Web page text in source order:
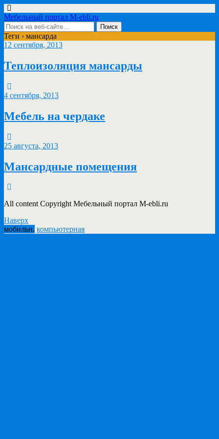
Мебельный портал M-ebli.ru
Теги › мансарда
12 сентября, 2013
Теплоизоляция мансарды
4 сентября, 2013
Мебель на чердаке
25 августа, 2013
Мансардные помещения
All content Copyright Мебельный портал M-ebli.ru
Наверх
мобильн. компьютерная